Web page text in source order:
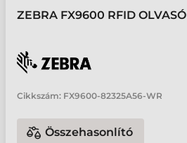
ZEBRA FX9600 RFID OLVASÓ
Cikkszám: FX9600-82325A56-WR
Összehasonlító